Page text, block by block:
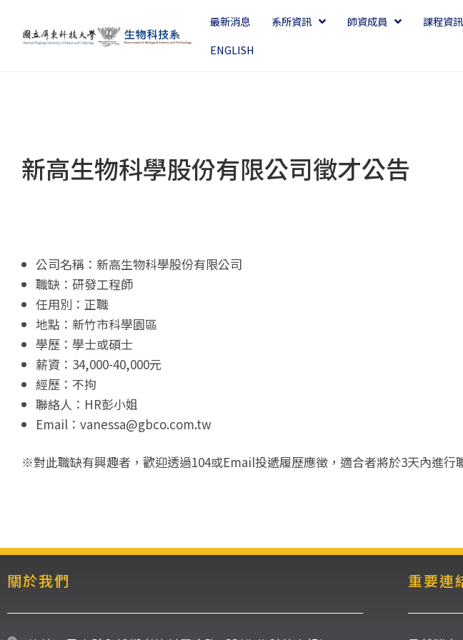
最新消息 系所資訊 師資成員 課程資訊
ENGLISH
新高生物科學股份有限公司徵才公告
公司名稱：新高生物科學股份有限公司
職缺：研發工程師
任用別：正職
地點：新竹市科學園區
學歷：學士或碩士
薪資：34,000-40,000元
經歷：不拘
聯絡人：HR彭小姐
Email：vanessa@gbco.com.tw
※對此職缺有興趣者，歡迎透過104或Email投遞履歷應徵，適合者將於3天內進
關於我們 重要連